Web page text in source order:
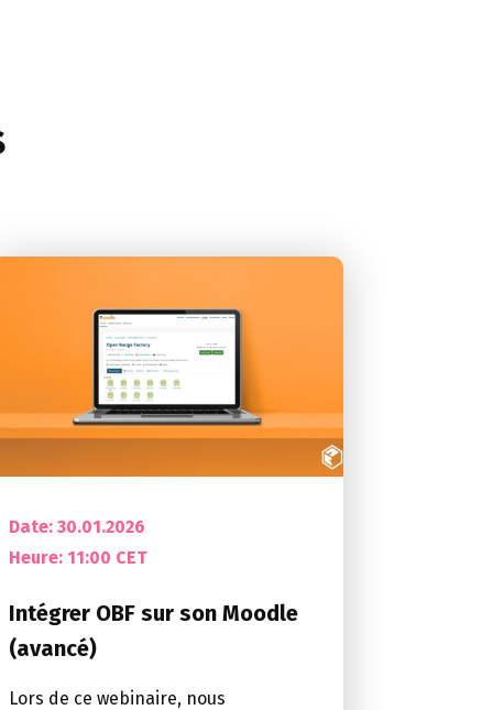
Date: 30.01.2026
Heure: 11:00 CET
Intégrer OBF sur son Moodle
(avancé)
Lors de ce webinaire, nous